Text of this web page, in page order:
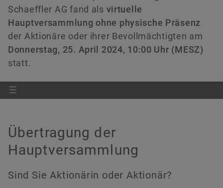
Kooperationen
Förderprojekte
Managers‘ Transactions
Rating
Hauptversammlung 2023
Hauptversammlung 2022
Hauptversammlung 2021
Hauptversammlung 2019
Hauptversammlung 2018
Hauptversammlung 2017
Ecosystem
Kapitalmarkttag
Akquisitionen & Desinvestitionen
Schaeffler AG
Industriestraße 1–3
91074 Herzogenaurach
+49 9132 82-88125
heiko.eber@schaeffler.com
Jetzt bestellen
Schaeffler AG fand als virtuelle
Hauptversammlung ohne physische Präsenz
der Aktionäre oder ihrer Bevollmächtigten am
Donnerstag, 25. April 2024, 10:00 Uhr (MESZ)
statt.
Übertragung der
Hauptversammlung
Sind Sie Aktionärin oder Aktionär?